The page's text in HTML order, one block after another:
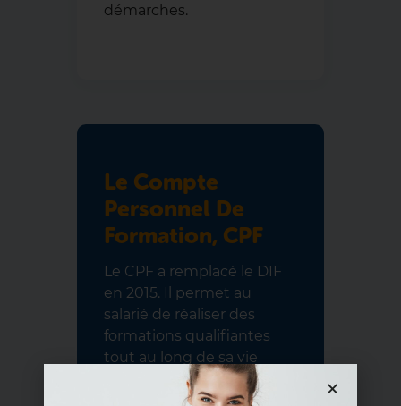
démarches.
Le Compte
Personnel De
Formation, CPF
Le CPF a remplacé le DIF
en 2015. Il permet au
salarié de réaliser des
formations qualifiantes
tout au long de sa vie
professionnelle. Les
formations en anglais